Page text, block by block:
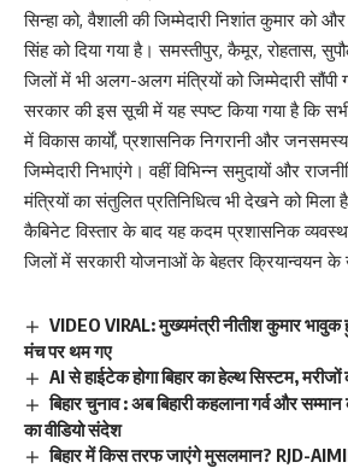
सिन्हा को, वैशाली की जिम्मेदारी निशांत कुमार को
सिंह को दिया गया है। समस्तीपुर, कैमूर, रोहतास,
जिलों में भी अलग-अलग मंत्रियों को जिम्मेदारी सौंपी
सरकार की इस सूची में यह स्पष्ट किया गया है कि
में विकास कार्यों, प्रशासनिक निगरानी और
जिम्मेदारी निभाएंगे। वहीं विभिन्न समुदायों और
मंत्रियों का संतुलित प्रतिनिधित्व भी देखने को मिला
कैबिनेट विस्तार के बाद यह कदम प्रशासनिक
जिलों में सरकारी योजनाओं के बेहतर क्रियान्वयन के
VIDEO VIRAL: मुख्यमंत्री नीतीश कुमार
मंच पर थम गए
AI से हाईटेक होगा बिहार का हेल्थ सिस्टम,
बिहार चुनाव : अब बिहारी कहलाना गर्व और
का वीडियो संदेश
बिहार में किस तरफ जाएंगे मुसलमान? RJD-